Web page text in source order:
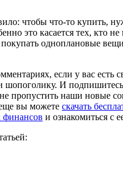
чтобы что-то купить,
это касается тех, кто
покупать одноплановые
если у вас есть
шопоголику. И
пропустить наши новые
вы можете скачать
финансов и ознакомиться с